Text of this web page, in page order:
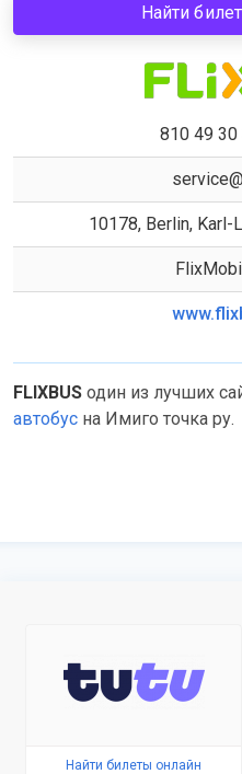
Найти
810 49
10178, Berlin, Karl-
FLIXBUS один из лучших
автобус на Имиго точка ру.
Найти билеты онлайн